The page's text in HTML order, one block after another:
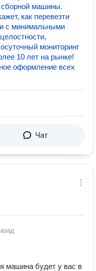
сборной машины.
как перевезти
с минимальными
мониторинг
10 лет на рынке!
оформление всех
Чат
машина будет у вас в